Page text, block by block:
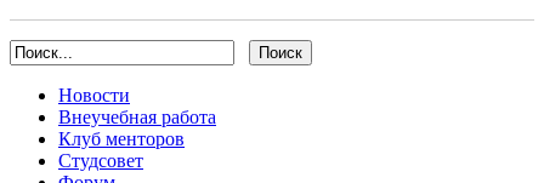
Новости
Внеучебная работа
Клуб менторов
Студсовет